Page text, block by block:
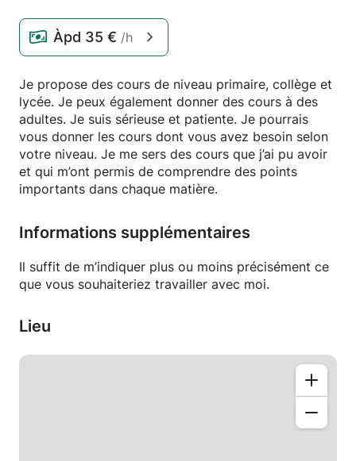
Àpd 35 € /h
Je propose des cours de niveau primaire, collège et
lycée. Je peux également donner des cours à des
adultes. Je suis sérieuse et patiente. Je pourrais
vous donner les cours dont vous avez besoin selon
votre niveau. Je me sers des cours que j’ai pu avoir
et qui m’ont permis de comprendre des points
importants dans chaque matière.
Informations supplémentaires
Il suffit de m’indiquer plus ou moins précisément ce
que vous souhaiteriez travailler avec moi.
Lieu